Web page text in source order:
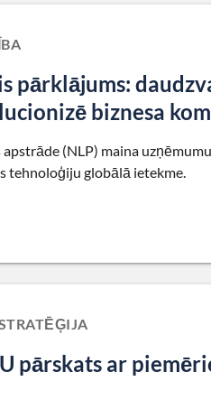
pārklājums:
biznesa
(NLP) maina
tehnoloģiju globālā ietekme.
pārskats ar